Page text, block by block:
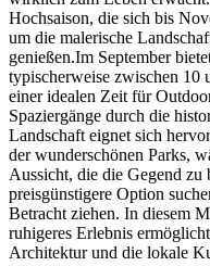
Hochsaison, die sich bis
um die malerische
genießen.Im September
typischerweise zwischen 10
einer idealen Zeit für
Spaziergänge durch die
Landschaft eignet sich
der wunderschönen Parks,
Aussicht, die die Gegend zu
preisgünstigere Option
Betracht ziehen. In diesem
ruhigeres Erlebnis
Architektur und die lokale